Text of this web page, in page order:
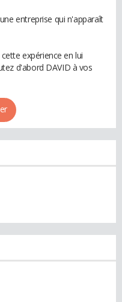
entreprise qui n'apparaît
expérience en lui
d'abord DAVID à vos